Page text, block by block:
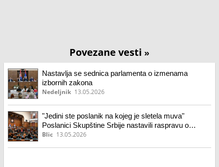
Povezane vesti »
Nastavlja se sednica parlamenta o izmenama
izbornih zakona
Nedeljnik 13.05.2026
"Jedini ste poslanik na kojeg je sletela muva"
Poslanici Skupštine Srbije nastavili raspravu o
izmenama seta izbornih zakona, Janjić i Jovanov u
Blic 13.05.2026